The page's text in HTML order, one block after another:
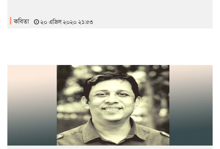
কবিতা ২০ এপ্রিল ২০২০ ২১:৫৩